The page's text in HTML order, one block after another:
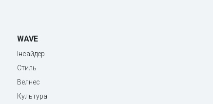
WAVE
Інсайдер
Стиль
Велнес
Культура